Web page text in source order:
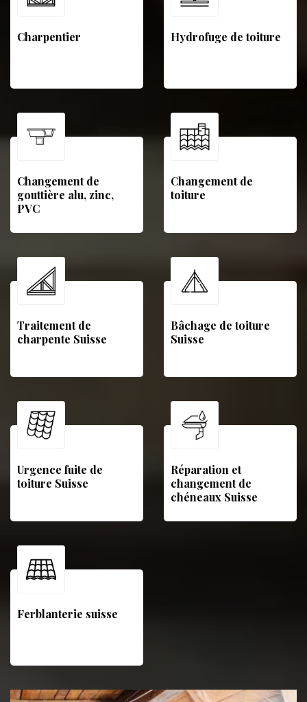
Charpentier Hydrofuge de toiture
Changement de
gouttière alu, zinc,
PVC
Changement de
toiture
Traitement de
charpente Suisse
Bâchage de toiture
Suisse
Urgence fuite de
toiture Suisse
Réparation et
changement de
chéneaux Suisse
Ferblanterie suisse